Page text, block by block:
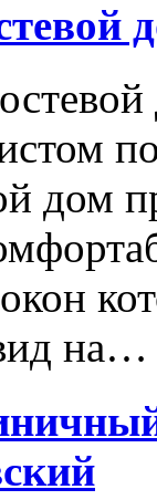
дом
на…